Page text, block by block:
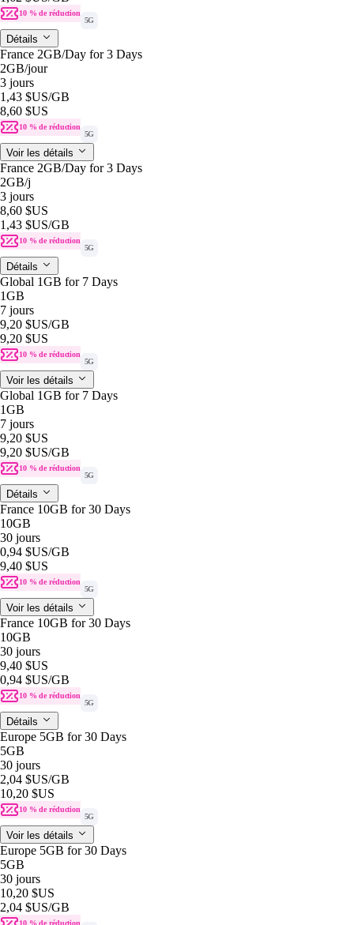
10 % de réduction
5G
Détails
France 2GB/Day for 3 Days
2GB/jour
3 jours
1,43 $US/GB
8,60 $US
10 % de réduction
5G
Voir les détails
France 2GB/Day for 3 Days
2GB/j
3 jours
8,60 $US
1,43 $US/GB
10 % de réduction
5G
Détails
Global 1GB for 7 Days
1GB
7 jours
9,20 $US/GB
9,20 $US
10 % de réduction
5G
Voir les détails
Global 1GB for 7 Days
1GB
7 jours
9,20 $US
9,20 $US/GB
10 % de réduction
5G
Détails
France 10GB for 30 Days
10GB
30 jours
0,94 $US/GB
9,40 $US
10 % de réduction
5G
Voir les détails
France 10GB for 30 Days
10GB
30 jours
9,40 $US
0,94 $US/GB
10 % de réduction
5G
Détails
Europe 5GB for 30 Days
5GB
30 jours
2,04 $US/GB
10,20 $US
10 % de réduction
5G
Voir les détails
Europe 5GB for 30 Days
5GB
30 jours
10,20 $US
2,04 $US/GB
10 % de réduction